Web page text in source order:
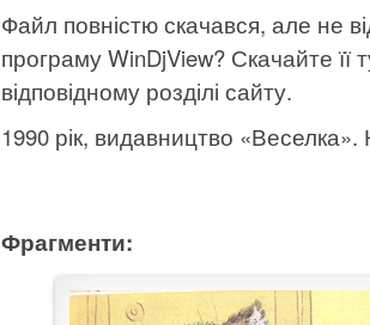
Файл повністю скачався, але не
програму WinDjView? Скачайте її
відповідному розділі сайту.
1990 рік, видавництво «Веселка».
Фрагменти: